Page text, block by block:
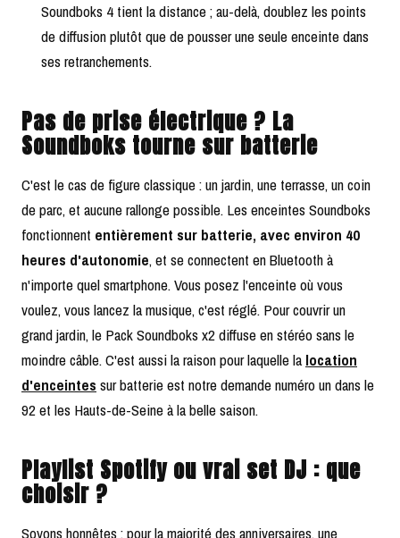
Soundboks 4 tient la distance ; au-delà, doublez les points
de diffusion plutôt que de pousser une seule enceinte dans
ses retranchements.
Pas de prise électrique ? La
Soundboks tourne sur batterie
C'est le cas de figure classique : un jardin, une terrasse, un coin
de parc, et aucune rallonge possible. Les enceintes Soundboks
fonctionnent entièrement sur batterie, avec environ 40
heures d'autonomie, et se connectent en Bluetooth à
n'importe quel smartphone. Vous posez l'enceinte où vous
voulez, vous lancez la musique, c'est réglé. Pour couvrir un
grand jardin, le Pack Soundboks x2 diffuse en stéréo sans le
moindre câble. C'est aussi la raison pour laquelle lalocation
d'enceintes sur batterie est notre demande numéro un dans le
92 et les Hauts-de-Seine à la belle saison.
Playlist Spotify ou vrai set DJ : que
choisir ?
Soyons honnêtes : pour la majorité des anniversaires, une